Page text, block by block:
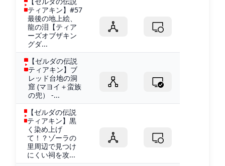
ティアキン】#57
最後の地上絵、
龍の泪【ティア
ーズオブザキン
グダ...
【ゼルダの伝説
ティアキン】ブ
レッド台地の洞
窟 (マヨイ＋蛮族
の兜） -...
【ゼルダの伝説
ティアキン】黒
く染め上げ
て！？ゾーラの
里周辺で見つけ
にくい祠を攻...